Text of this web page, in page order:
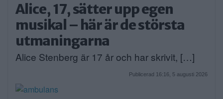
Alice, 17, sätter upp egen
musikal – här är de största
utmaningarna
Alice Stenberg är 17 år och har skrivit, […]
Publicerad 16:16, 5 augusti 2026